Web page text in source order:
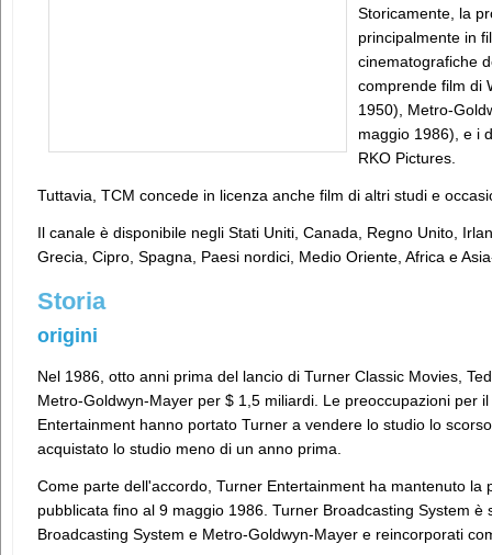
Storicamente, la
principalmente in
cinematografiche
comprende film di
1950), Metro-
maggio 1986), e i
RKO Pictures.
Tuttavia, TCM concede in licenza anche film di altri studi e
Il canale è disponibile negli Stati Uniti, Canada, Regno Unito,
Grecia, Cipro, Spagna, Paesi nordici, Medio Oriente, Africa e
Storia
origini
Nel 1986, otto anni prima del lancio di Turner Classic Movies,
Metro-Goldwyn-Mayer per $ 1,5 miliardi. Le preoccupazioni per
Entertainment hanno portato Turner a vendere lo studio lo
acquistato lo studio meno di un anno prima.
Come parte dell'accordo, Turner Entertainment ha mantenuto la
pubblicata fino al 9 maggio 1986. Turner Broadcasting System è
Broadcasting System e Metro-Goldwyn-Mayer e reincorporati